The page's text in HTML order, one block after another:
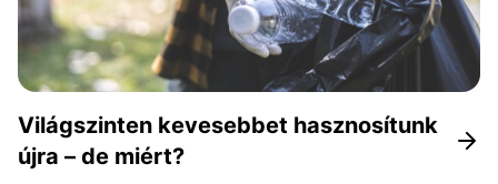
Világszinten kevesebbet hasznosítunk
újra – de miért?